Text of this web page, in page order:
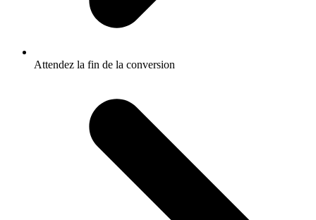
Attendez la fin de la conversion